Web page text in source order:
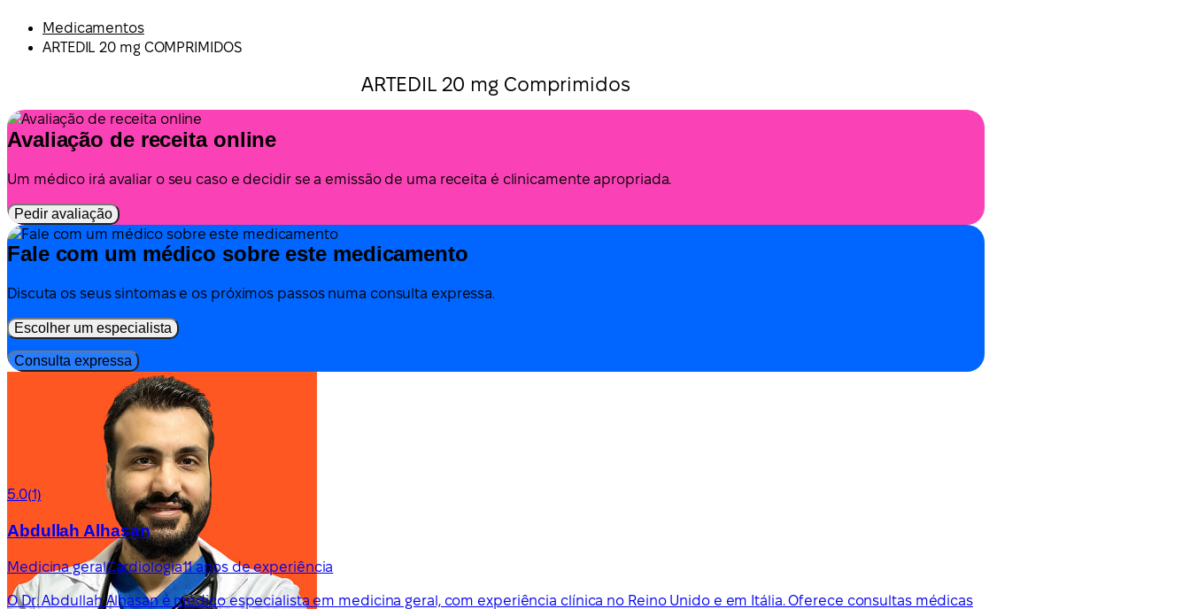
Medicamentos
ARTEDIL 20 mg COMPRIMIDOS
ARTEDIL 20 mg Comprimidos
Avaliação de receita online
Um médico irá avaliar o seu caso e decidir se a emissão de uma receita é clinicamente apropriada.
Pedir avaliação
Fale com um médico sobre este medicamento
Discuta os seus sintomas e os próximos passos numa consulta expressa.
Escolher um especialista
Consulta expressa
5.0(1)
Abdullah Alhasan
Medicina geralCardiologia11 anos de experiência
O Dr. Abdullah Alhasan é médico especialista em medicina geral, com experiência clínica no Reino Unido e em Itália. Oferece consultas médicas